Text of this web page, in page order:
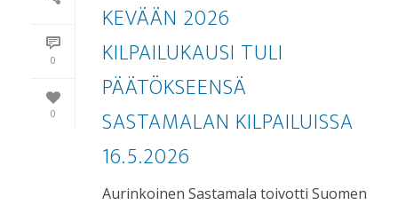
0
0
KEVÄÄN 2026
KILPAILUKAUSI TULI
PÄÄTÖKSEENSÄ
SASTAMALAN KILPAILUISSA
16.5.2026
Aurinkoinen Sastamala toivotti Suomen